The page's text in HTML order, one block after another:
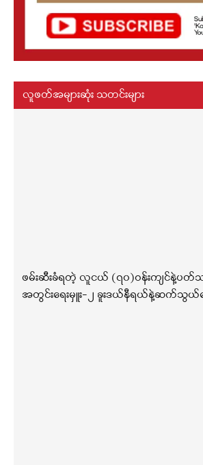
လူဖတ်အများဆုံး သတင်းများ
ဖမ်းဆီးခံရတဲ့ လူငယ် (၇၀)ဝန်းကျင်နဲ့ပတ်သ
အတွင်းရေးမှူး-၂ ခူးဒယ်နီရယ်နဲ့ဆက်သွယ်မေ